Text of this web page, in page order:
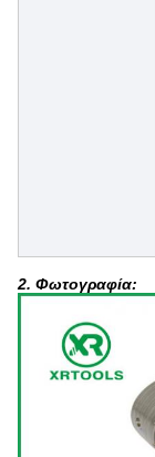
2. Φωτογραφία: